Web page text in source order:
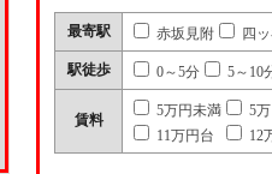
最寄駅 赤坂見附 四
駅徒歩 0～5分 5～10
賃料
5万円未満
5
11万円台
12